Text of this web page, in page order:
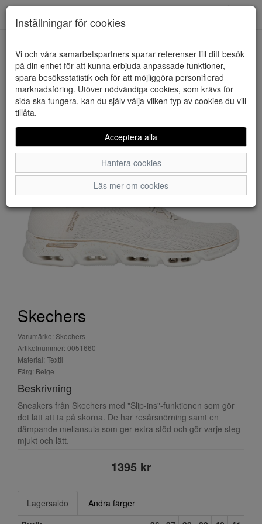
HEM SKECHERS
Skechers
Varumärke: Skechers
Artikelnummer: 0051660
Material: Textil
Färg: Beige
Beskrivning
Sneakers från Skechers med "Slip-ins"-funktionen som gör
det lätt att ta på skorna. De har resårsnörning samt en
dämpande mellansula som ger extra stöd och gör varje steg
mjukt och lätt.
1395 kr
Lagersaldo
Andra färger
Inställningar för cookies
Vi och våra samarbetspartners sparar referenser till ditt besök
på din enhet för att kunna erbjuda anpassade funktioner,
spara besöksstatistik och för att möjliggöra personifierad
marknadsföring. Utöver nödvändiga cookies, som krävs för
sida ska fungera, kan du själv välja vilken typ av cookies du vill
tillåta.
Acceptera alla
Hantera cookies
Läs mer om cookies